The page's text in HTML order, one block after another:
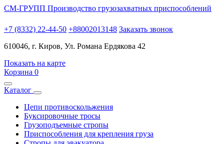
СМ-ГРУПП Производство грузозахватных приспособлений
+7 (8332) 22-44-50 +88002013148 Заказать звонок
610046, г. Киров, Ул. Романа Ердякова 42
Показать на карте
Корзина 0
Каталог
Цепи противоскольжения
Буксировочные тросы
Грузоподъемные стропы
Приспособления для крепления груза